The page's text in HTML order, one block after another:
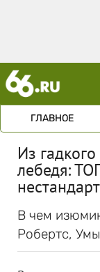
ГЛАВНОЕ
Из
лебедя:
В чем
Робертс,